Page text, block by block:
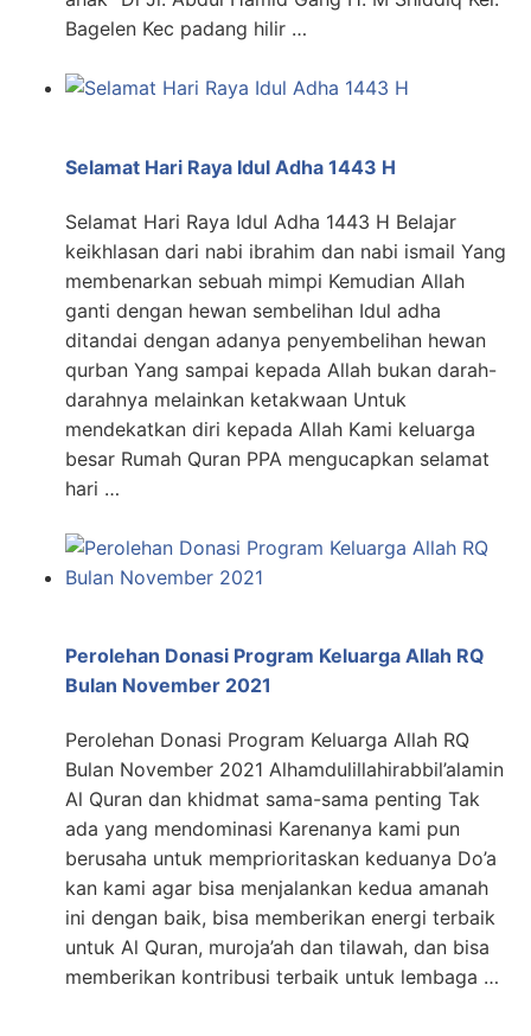
Bagelen Kec padang hilir …
Selamat Hari Raya Idul Adha 1443 H
Selamat Hari Raya Idul Adha 1443 H Belajar
keikhlasan dari nabi ibrahim dan nabi ismail Yang
membenarkan sebuah mimpi Kemudian Allah
ganti dengan hewan sembelihan Idul adha
ditandai dengan adanya penyembelihan hewan
qurban Yang sampai kepada Allah bukan darah-
darahnya melainkan ketakwaan Untuk
mendekatkan diri kepada Allah Kami keluarga
besar Rumah Quran PPA mengucapkan selamat
hari …
Perolehan Donasi Program Keluarga Allah RQ
Bulan November 2021
Perolehan Donasi Program Keluarga Allah RQ
Bulan November 2021 Alhamdulillahirabbil’alamin
Al Quran dan khidmat sama-sama penting Tak
ada yang mendominasi Karenanya kami pun
berusaha untuk memprioritaskan keduanya Do’a
kan kami agar bisa menjalankan kedua amanah
ini dengan baik, bisa memberikan energi terbaik
untuk Al Quran, muroja’ah dan tilawah, dan bisa
memberikan kontribusi terbaik untuk lembaga …